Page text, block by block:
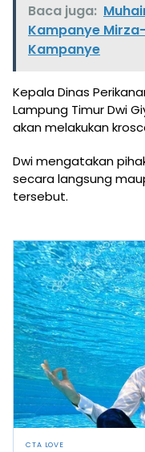
Baca juga:
Kampanye
Kampanye
Kepala Dinas
Lampung Timur Dwi
akan melakukan
Dwi mengatakan
secara langsung
tersebut.